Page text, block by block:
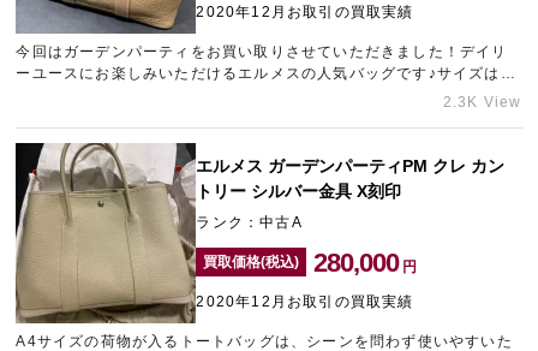
宅配買取を申し込む
無料の宅配キットをお届けします
2020年12月お取引の買取実績
今回はガーデンパーティをお買い取りさせていただきました！デイリ
ーユースにお楽しみいただけるエルメスの人気バッグです♪サイズは一
番小さいTPM、お色は定番カラーのエトゥープで、カジュアルコーデ
2.3K View
エルメス ガーデンパーティPM クレ カン
トリー シルバー金具 X刻印
ランク：中古A
買取価格(税込) 280,000 円
2020年12月お取引の買取実績
A4サイズの荷物が入るトートバッグは、シーンを問わず使いやすいた